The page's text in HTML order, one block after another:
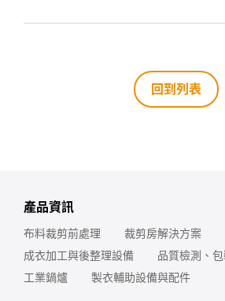
回到列表
產品資訊
布料裁剪前處理
裁剪房解決方案
成衣加工與後整理設備
品質檢測、
工業鍋爐
製衣輔助設備與配件